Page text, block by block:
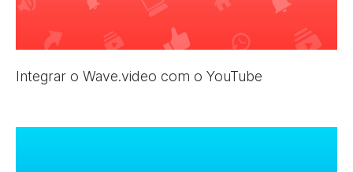
Integrar o Wave.video com o YouTube